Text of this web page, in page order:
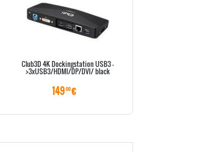
Club3D 4K Dockingstation USB3 -
>3xUSB3/HDMI/DP/DVI/ black
14900€